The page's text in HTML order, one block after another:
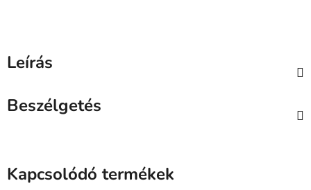
Leírás
Beszélgetés
Kapcsolódó termékek